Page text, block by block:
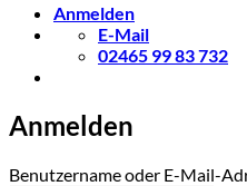
Anmelden
E-Mail
02465 99 83 732
Anmelden
Benutzername oder E-Mail-